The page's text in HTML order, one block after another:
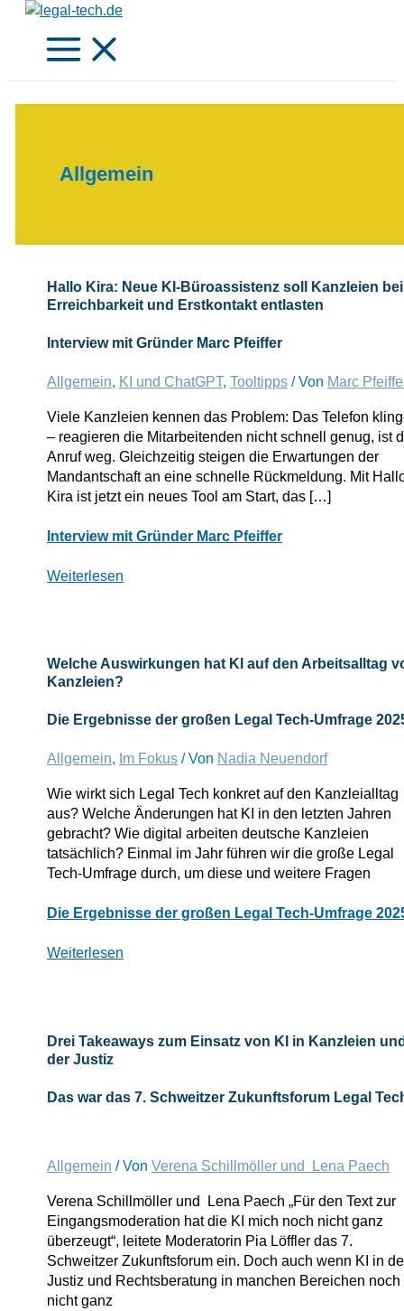
Zum
springen
Allgemein
Hallo Kira: Neue KI-Büroassistenz soll Kanzleien bei
Erreichbarkeit und Erstkontakt entlasten
Interview mit Gründer Marc Pfeiffer
Allgemein, KI und ChatGPT, Tooltipps/ Von Marc
Viele Kanzleien kennen das Problem: Das Telefon
– reagieren die Mitarbeitenden nicht schnell genug, ist
Anruf weg. Gleichzeitig steigen die Erwartungen der
Mandantschaft an eine schnelle Rückmeldung. Mit
Kira ist jetzt ein neues Tool am Start, das […]
Hallo
Neue
bei
Erreichbarkeit
Erstkontakt
Interview mit Gründer Marc Pfeiffer
Weiterlesen
Welche Auswirkungen hat KI auf den Arbeitsalltag
Kanzleien?
Die Ergebnisse der großen Legal Tech-Umfrage
Allgemein, Im Fokus/ Von Nadia Neuendorf
Wie wirkt sich Legal Tech konkret auf den Kanzleialltag
aus? Welche Änderungen hat KI in den letzten Jahren
gebracht? Wie digital arbeiten deutsche Kanzleien
tatsächlich? Einmal im Jahr führen wir die große Legal
Tech-Umfrage durch, um diese und weitere Fragen
Welche
hat
von
Kanzleien?
Die Ergebnisse der großen Legal Tech-Umfrage
Weiterlesen
Drei Takeaways zum Einsatz von KI in Kanzleien
der Justiz
Das war das 7. Schweitzer Zukunftsforum Legal
Allgemein / Von Verena Schillmöller und Lena Paech
Verena Schillmöller und Lena Paech „Für den Text zur
Eingangsmoderation hat die KI mich noch nicht ganz
überzeugt“, leitete Moderatorin Pia Löffler das 7.
Schweitzer Zukunftsforum ein. Doch auch wenn KI in
Justiz und Rechtsberatung in manchen Bereichen noch
nicht ganz